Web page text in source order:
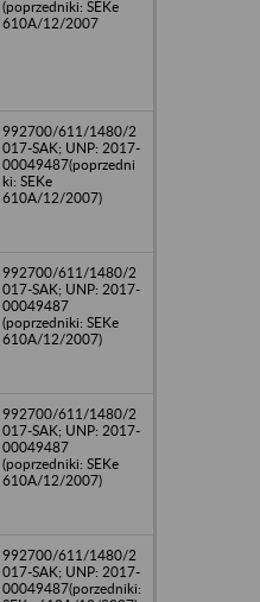
(poprzedniki: SEKe
610A/12/2007
992700/611/1480/2
017-SAK; UNP: 2017-
00049487(poprzedni
ki: SEKe
610A/12/2007)
992700/611/1480/2
017-SAK; UNP: 2017-
00049487
(poprzedniki: SEKe
610A/12/2007)
992700/611/1480/2
017-SAK; UNP: 2017-
00049487
(poprzedniki: SEKe
610A/12/2007)
992700/611/1480/2
017-SAK; UNP: 2017-
00049487(porzedniki: